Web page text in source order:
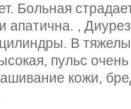
Больная
апатична. ,
В
пульс
кожи,